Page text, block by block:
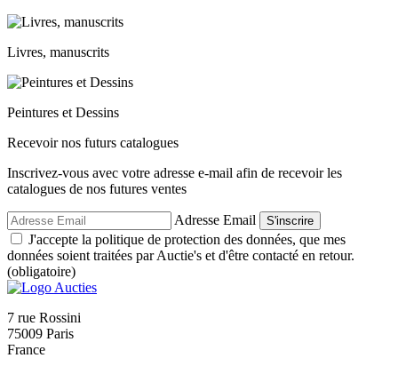
Livres, manuscrits
Peintures et Dessins
Recevoir nos futurs catalogues
Inscrivez-vous avec votre adresse e-mail afin de recevoir les
catalogues de nos futures ventes
Adresse Email S'inscrire
J'accepte la politique de protection des données, que mes
données soient traitées par Auctie's et d'être contacté en retour.
(obligatoire)
7 rue Rossini
75009 Paris
France